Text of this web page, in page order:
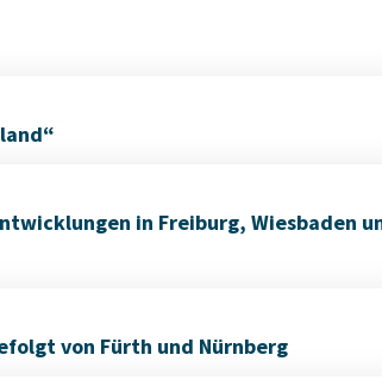
in Freiburg, Wiesbaden
von Fürth und Nürnberg